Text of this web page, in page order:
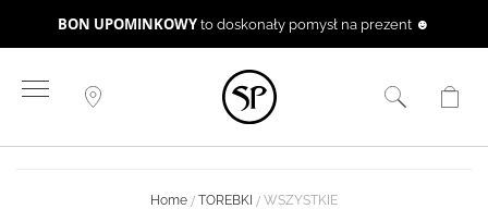
BON UPOMINKOWY to doskonały pomysł na prezent ☻
do
treści
Home TOREBKI WSZYSTKIE